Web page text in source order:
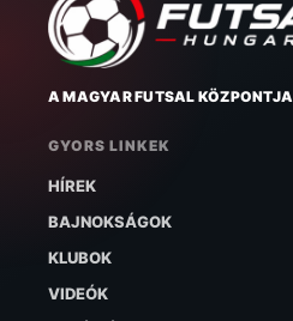
A MAGYAR FUTSAL KÖZPONTJA
GYORS LINKEK
HÍREK
BAJNOKSÁGOK
KLUBOK
VIDEÓK